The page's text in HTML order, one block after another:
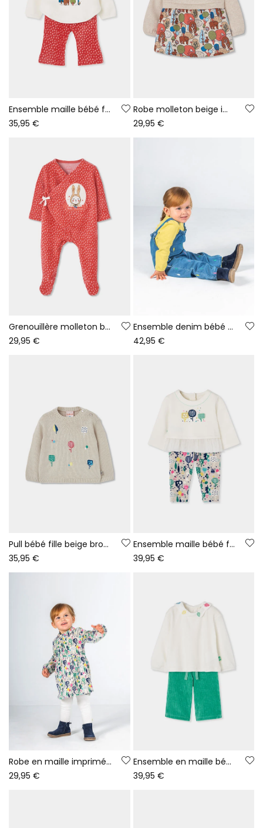
Ensemble maille bébé fille blanc imprimé forêt
35,95 €
Robe molleton beige imprimé forêt bébé
29,95 €
Grenouillère molleton bébé rouge imprimé petit lapin
29,95 €
Ensemble denim bébé fille bleu imprimé feuilles
42,95 €
Pull bébé fille beige brodé d\'arbres
35,95 €
Ensemble maille bébé fille blanc cassé imprimé arbres
39,95 €
Robe en maille imprimée arbres multicolore bébé
29,95 €
Ensemble en maille bébé fille blanc brodé feuilles
39,95 €